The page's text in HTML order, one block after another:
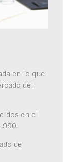
en lo que
del
en el
de